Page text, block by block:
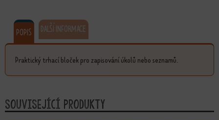
POPIS DALŠÍ INFORMACE
Praktický trhací bloček pro zapisování úkolů nebo seznamů.
Související produkty